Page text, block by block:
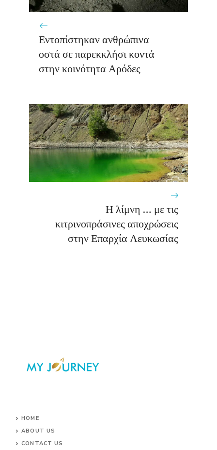
Εντοπίστηκαν ανθρώπινα
οστά σε παρεκκλήσι κοντά
στην κοινότητα Αρόδες
Η λίμνη … με τις
κιτρινοπράσινες αποχρώσεις
στην Επαρχία Λευκωσίας
HOME
ABOUT US
CONTACT US